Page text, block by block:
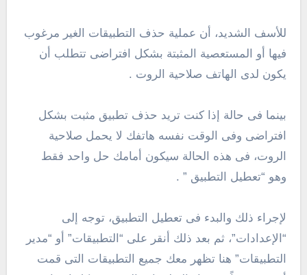
للأسف الشديد، أن عملية حذف التطبيقات الغير مرغوب
فيها أو المستعصية المثبتة بشكل افتراضى تتطلب أن
يكون لدى الهاتف صلاحية الروت .
بينما فى حالة إذا كنت تريد حذف تطبيق مثبت بشكل
افتراضى وفى الوقت نفسه هاتفك لا يحمل صلاحية
الروت، فى هذه الحالة سيكون أمامك حل واحد فقط
وهو “تعطيل التطبيق ” .
لإجراء ذلك والبدء فى تعطيل التطبيق، توجه إلى
“الإعدادات”، ثم بعد ذلك أنقر على “التطبيقات” أو “مدير
التطبيقات” هنا تظهر معك جميع التطبيقات التى قمت